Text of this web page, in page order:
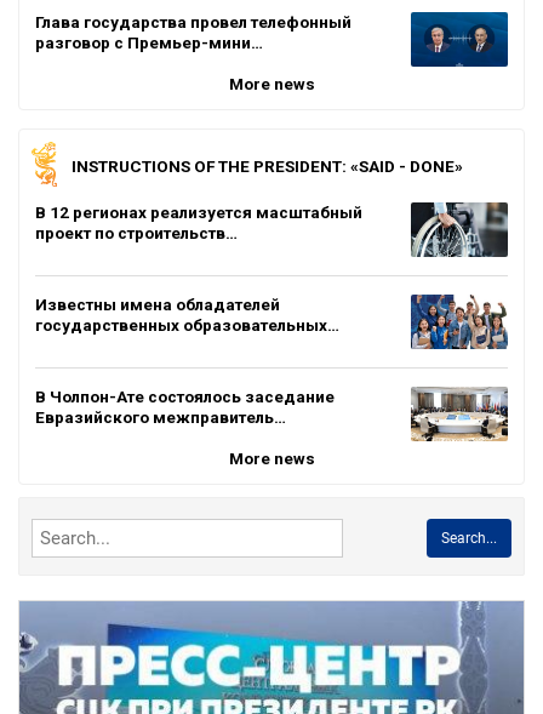
Глава государства провел телефонный
разговор с Премьер-мини…
More news
INSTRUCTIONS OF THE PRESIDENT: «SAID - DONE»
В 12 регионах реализуется масштабный
проект по строительств…
Известны имена обладателей
государственных образовательных…
В Чолпон-Ате состоялось заседание
Евразийского межправитель…
More news
Search...